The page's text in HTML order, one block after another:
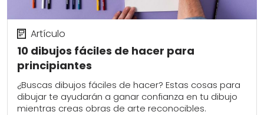
10 dibujos fáciles de hacer para
principiantes
Artículo
¿Buscas dibujos fáciles de hacer? Estas cosas para
dibujar te ayudarán a ganar confianza en tu dibujo
mientras creas obras de arte reconocibles.